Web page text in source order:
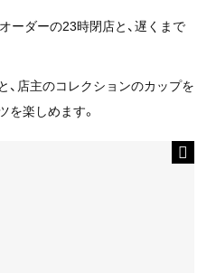
ーダーの23時閉店と、遅くまで
、店主のコレクションのカップを
楽しめます。